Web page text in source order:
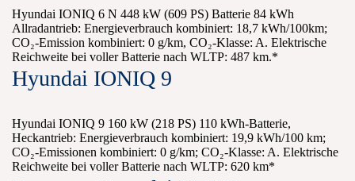
Hyundai IONIQ 6 N 448 kW (609 PS) Batterie 84 kWh
Allradantrieb: Energieverbrauch kombiniert: 18,7 kWh/100km;
CO₂-Emission kombiniert: 0 g/km, CO₂-Klasse: A. Elektrische
Reichweite bei voller Batterie nach WLTP: 487 km.*
Hyundai IONIQ 9
Hyundai IONIQ 9 160 kW (218 PS) 110 kWh-Batterie,
Heckantrieb: Energieverbrauch kombiniert: 19,9 kWh/100 km;
CO₂-Emissionen kombiniert: 0 g/km; CO₂-Klasse: A. Elektrische
Reichweite bei voller Batterie nach WLTP: 620 km*